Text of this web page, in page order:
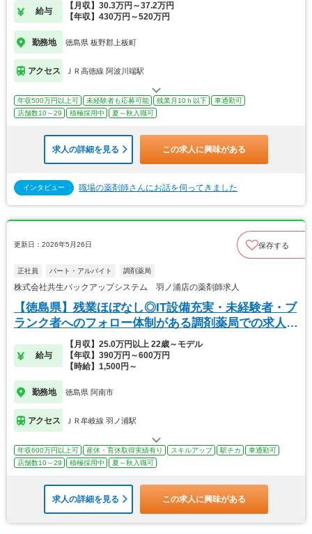
給与
【月収】30.3万円～37.2万円
【年収】430万円～520万円
勤務地 徳島県 板野郡上板町
アクセス ＪＲ高徳線 阿波川端駅
年収500万円以上可 未経験者も応募可能 残業月10ｈ以下
車通勤可
店舗数10～29
積極採用中 夏～秋入職可
求人の詳細を見る この求人に興味がある
インタビュー 職場の薬剤師さんにお話を伺ってきました
更新日：2026年5月26日 保存する
正社員 パート・アルバイト 調剤薬局
株式会社共生バックアップシステム 羽ノ浦店の薬剤師求人
【徳島県】残業ほぼなし◎IT設備充実・未経験者・ブ
ランク者へのフォロー体制がある調剤薬局での求人で
給与
【月収】25.0万円以上 22歳～モデル
【年収】390万円～600万円
【時給】1,500円～
勤務地 徳島県 阿南市
アクセス ＪＲ牟岐線 羽ノ浦駅
年収600万円以上可 産休・育休取得実績有り スキルアップ 駅チカ
車通勤可
店舗数10～29
積極採用中 夏～秋入職可
求人の詳細を見る この求人に興味がある